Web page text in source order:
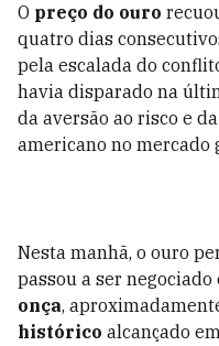
O preço do ouro
quatro dias
pela escalada do
havia disparado na
da aversão ao risco e
americano no mercado
Nesta manhã, o ouro
passou a ser
onça,
histórico alcançado